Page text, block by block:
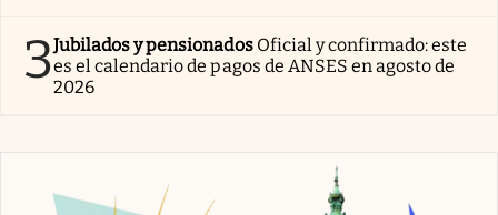
3Jubilados y pensionados Oficial y confirmado: este
es el calendario de pagos de ANSES en agosto de
2026